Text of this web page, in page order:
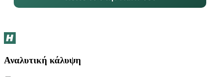
Αναλυτική κάλυψη